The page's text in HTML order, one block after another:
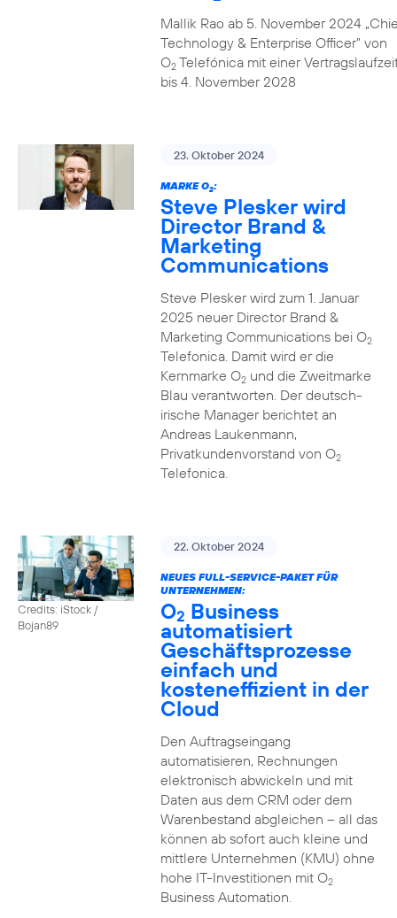
Mallik Rao ab 5. November 2024
Technology & Enterprise Officer” von
O2Telefónica mit einer
bis 4. November 2028
23. Oktober 2024
MARKE O2:
Steve Plesker wird
Director Brand &
Marketing
Communications
Steve Plesker wird zum 1. Januar
2025 neuer Director Brand &
Marketing Communications bei O2
Telefonica. Damit wird er die
Kernmarke O2und die Zweitmarke
Blau verantworten. Der deutsch-
irische Manager berichtet an
Andreas Laukenmann,
Privatkundenvorstand von O2
Telefonica.
Credits: iStock /
Bojan89
22. Oktober 2024
NEUES FULL-SERVICE-PAKET FÜR
UNTERNEHMEN:
O2 Business
automatisiert
Geschäftsprozesse
einfach und
kosteneffizient in der
Cloud
Den Auftragseingang
automatisieren, Rechnungen
elektronisch abwickeln und mit
Daten aus dem CRM oder dem
Warenbestand abgleichen – all das
können ab sofort auch kleine und
mittlere Unternehmen (KMU) ohne
hohe IT-Investitionen mit O2
Business Automation.